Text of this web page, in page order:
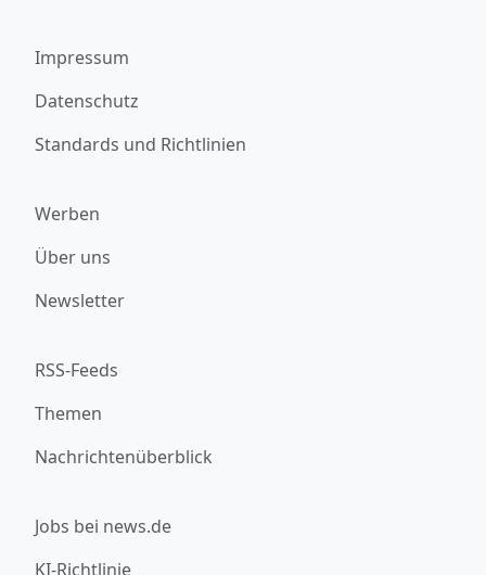
Impressum
Datenschutz
Standards und Richtlinien
Werben
Über uns
Newsletter
RSS-Feeds
Themen
Nachrichtenüberblick
Jobs bei news.de
KI-Richtlinie